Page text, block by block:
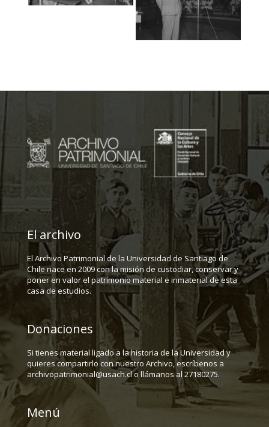
El archivo
El Archivo Patrimonial de la Universidad de Santiago de
Chile nace en 2009 con la misión de custodiar, conservar y
poner en valor el patrimonio material e inmaterial de esta
casa de estudios.
Donaciones
Si tienes material ligado a la historia de la Universidad y
quieres compartirlo con nuestro Archivo, escríbenos a
archivopatrimonial@usach.cl o llámanos al 27180275.
Menú